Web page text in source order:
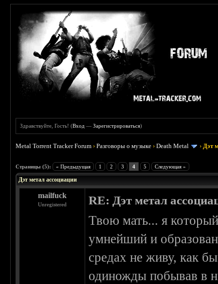
Здравствуйте, Гость! (Вход —Зарегистрироваться)
Metal Torrent Tracker Forum ›Разговоры о музыке ›Death Metal ›Дэт
Страницы (5): « Предыдущая 1 2 3 4 5 Следующая »
Дэт метал ассоциации
mailfuck
Unregistered RE: Дэт метал
Твою мать... я
умнейший и
средах не живу, как
одиножды побывав в